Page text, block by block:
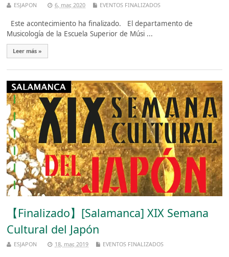
ESJAPON 6, mar, 2020 EVENTOS FINALIZADOS
Este acontecimiento ha finalizado. El departamento de
Musicología de la Escuela Superior de Músi ...
Leer más »
【Finalizado】[Salamanca] XIX Semana
Cultural del Japón
ESJAPON 18, mar, 2019 EVENTOS FINALIZADOS